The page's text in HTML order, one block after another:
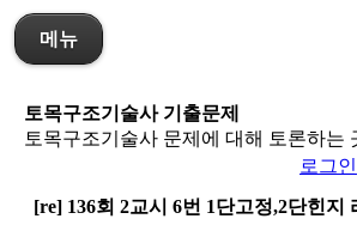
메뉴
토목구조기술사 기출문제
토목구조기술사 문제에 대해 토론하는
로그인
[re] 136회 2교시 6번 1단고정,2단힌지